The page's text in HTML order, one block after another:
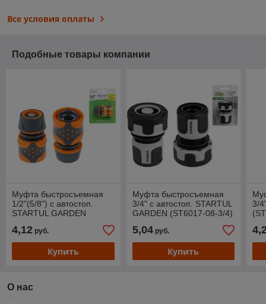
Все условия оплаты
Подобные товары компании
Муфта быстросъемная
1/2"(5/8") с автостоп.
STARTUL GARDEN
4,12 руб.
Купить
Муфта быстросъемная
3/4" с автостоп. STARTUL
GARDEN (ST6017-08-3/4)
5,04руб.
Купить
3/
О нас